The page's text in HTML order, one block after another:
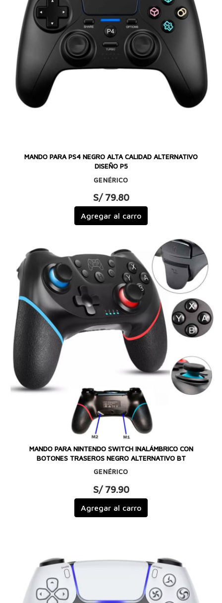
MANDO PARA PS4 NEGRO ALTA CALIDAD ALTERNATIVO
DISEÑO P5
GENÉRICO
S/ 79.80
Agregar al carro
MANDO PARA NINTENDO SWITCH INALÁMBRICO CON
BOTONES TRASEROS NEGRO ALTERNATIVO BT
GENÉRICO
S/ 79.90
Agregar al carro